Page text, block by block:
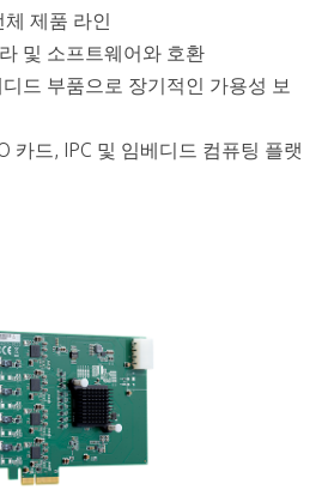
체 제품 라인
및 소프트웨어와 호환
드 부품으로 장기적인 가용성 보
카드, IPC 및 임베디드 컴퓨팅 플랫